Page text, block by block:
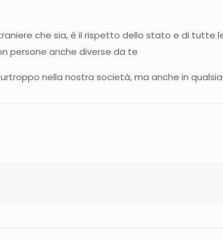
che sia, è il rispetto dello stato e di tutte
persone anche diverse da te
nella nostra società, ma anche in